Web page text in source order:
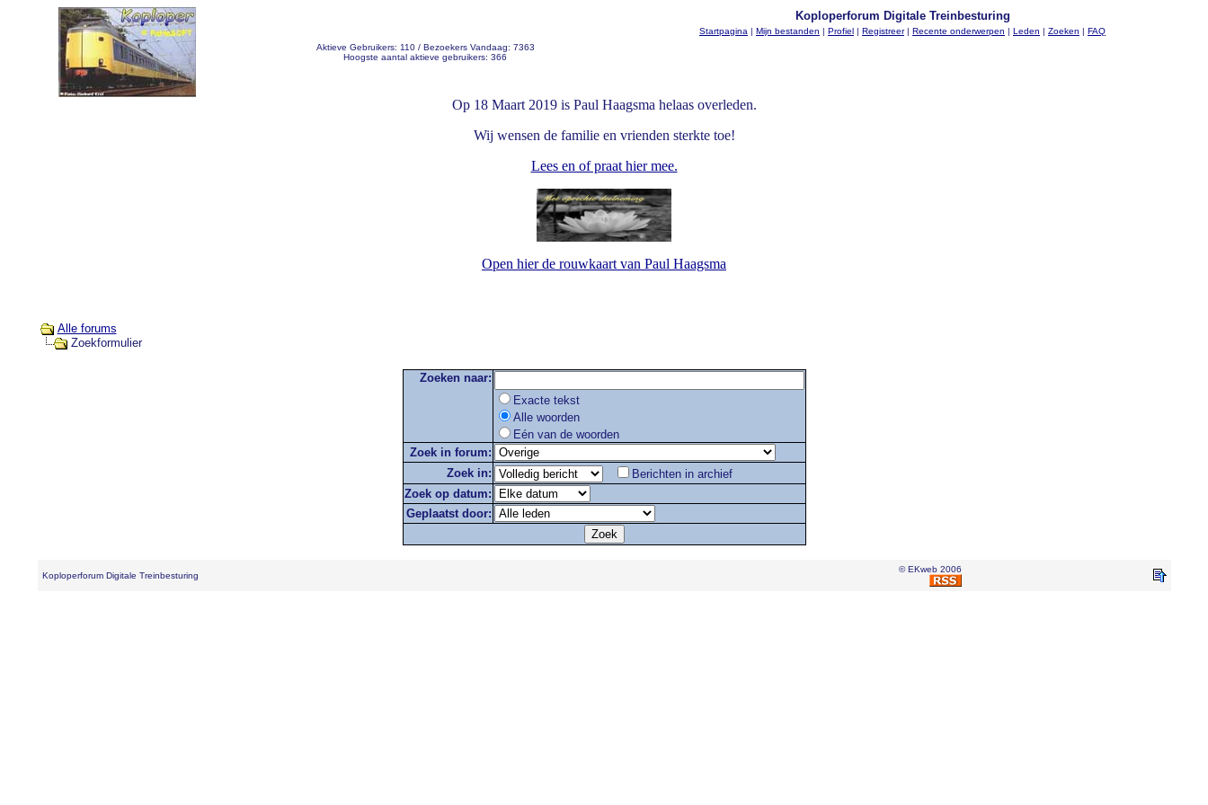
Aktieve Gebruikers: 110 / Bezoekers Vandaag: 7363
Hoogste aantal aktieve gebruikers: 366
Koploperforum Digitale Treinbesturing
Startpagina | Mijn bestanden | Profiel | Registreer| Recente onderwerpen | Leden | Zoeken | FAQ
Op 18 Maart 2019 is Paul Haagsma helaas overleden.
Wij wensen de familie en vrienden sterkte toe!
Lees en of praat hier mee.
Open hier de rouwkaart van Paul Haagsma
Alle forums
Zoekformulier
Zoeken naar:
Exacte tekst
Alle woorden
Eén van de woorden
Zoek in forum:
Zoek in:
Berichten in archief
Zoek op datum:
Geplaatst door:
Koploperforum Digitale Treinbesturing
© EKweb 2006